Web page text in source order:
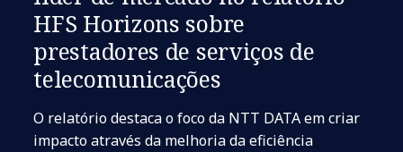
HFS Horizons sobre
prestadores de serviços de
telecomunicações
O relatório destaca o foco da NTT DATA em criar
impacto através da melhoria da eficiência